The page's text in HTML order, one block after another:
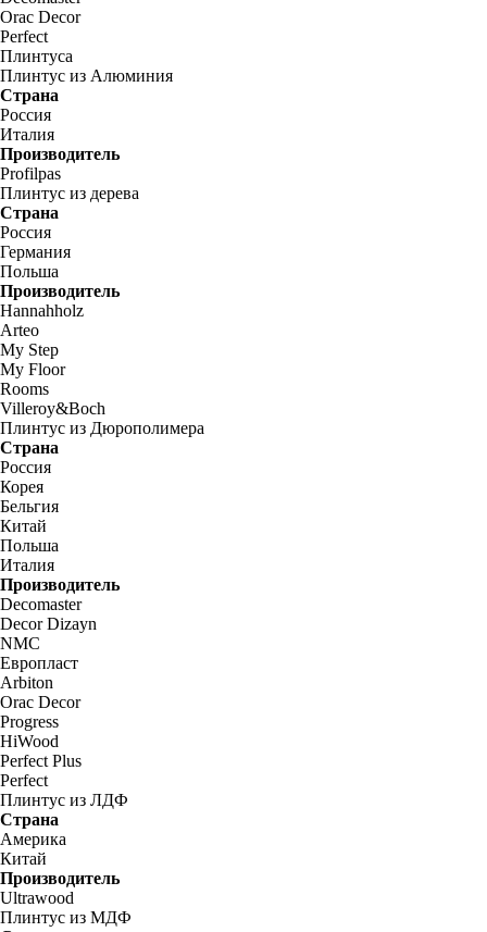
Orac Decor
Perfect
Плинтуса
Плинтус из Алюминия
Страна
Россия
Италия
Производитель
Profilpas
Плинтус из дерева
Страна
Россия
Германия
Польша
Производитель
Hannahholz
Arteo
My Step
My Floor
Rooms
Villeroy&Boch
Плинтус из Дюрополимера
Страна
Россия
Корея
Бельгия
Китай
Польша
Италия
Производитель
Decomaster
Decor Dizayn
NMC
Европласт
Arbiton
Orac Decor
Progress
HiWood
Perfect Plus
Perfect
Плинтус из ЛДФ
Страна
Америка
Китай
Производитель
Ultrawood
Плинтус из МДФ